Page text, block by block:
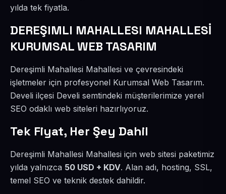
yılda tek fiyatla.
DEREŞIMLI MAHALLESI MAHALLESİ
KURUMSAL WEB TASARIM
Dereşimli Mahallesi Mahallesi ve çevresindeki
işletmeler için profesyonel Kurumsal Web Tasarım.
Develi ilçesi Develi semtindeki müşterilerimize yerel
SEO odaklı web siteleri hazırlıyoruz.
Tek Fiyat, Her Şey Dahil
Dereşimli Mahallesi Mahallesi için web sitesi paketimiz
yılda yalnızca 50 USD + KDV. Alan adı, hosting, SSL,
temel SEO ve teknik destek dahildir.